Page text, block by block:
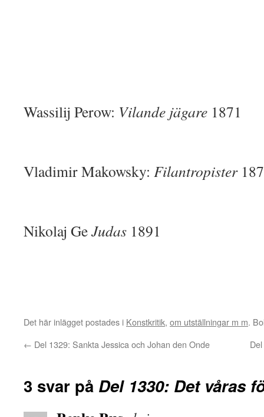
Wassilij Perow: Vilande jägare 1871
Vladimir Makowsky: Filantropister
Nikolaj GeJudas 1891
Det här inlägget postades i Konstkritik, om utställningar m m.
← Del 1329: Sankta Jessica och Johan den Onde
3 svar på Del 1330: Det våras